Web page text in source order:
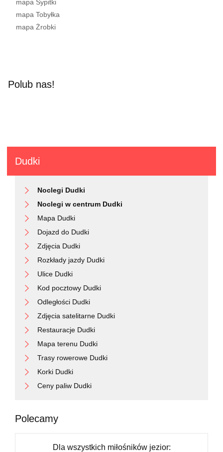
mapa Sypitki
mapa Tobyłka
mapa Żrobki
Polub nas!
Dudki
Noclegi Dudki
Noclegi w centrum Dudki
Mapa Dudki
Dojazd do Dudki
Zdjęcia Dudki
Rozkłady jazdy Dudki
Ulice Dudki
Kod pocztowy Dudki
Odległości Dudki
Zdjęcia satelitarne Dudki
Restauracje Dudki
Mapa terenu Dudki
Trasy rowerowe Dudki
Korki Dudki
Ceny paliw Dudki
Polecamy
Dla wszystkich miłośników jezior: